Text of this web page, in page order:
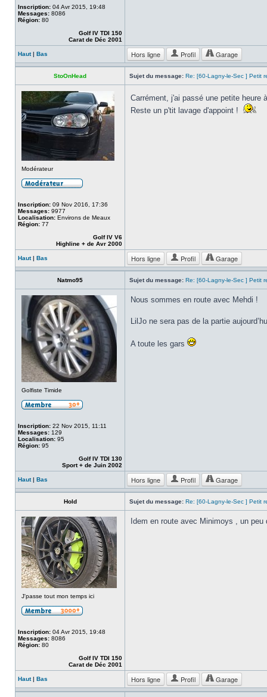
Inscription: 04 Avr 2015, 19:48
Messages: 8086
Région: 80
Golf IV TDI 150
Carat de Déc 2001
Haut| Bas Hors ligne Profil Garage
StoOnHead Sujet du message: Re: [60-Lagny-le-Sec ] Petit
Modérateur
Inscription: 09 Nov 2016, 17:36
Messages: 9977
Localisation: Environs de Meaux
Région: 77
Golf IV V6
Highline + de Avr 2000
Carrément, j'ai passé une petite heure
Reste un p'tit lavage d'appoint !
Haut| Bas Hors ligne Profil Garage
Natmo95 Sujet du message: Re: [60-Lagny-le-Sec ] Petit
Golfiste Timide
Inscription: 22 Nov 2015, 11:11
Messages: 129
Localisation: 95
Région: 95
Golf IV TDI 130
Sport + de Juin 2002
Nous sommes en route avec Mehdi !
LilJo ne sera pas de la partie
A toute les gars
Haut| Bas Hors ligne Profil Garage
Hold Sujet du message: Re: [60-Lagny-le-Sec ] Petit
J'passe tout mon temps ici
Inscription: 04 Avr 2015, 19:48
Messages: 8086
Région: 80
Golf IV TDI 150
Carat de Déc 2001
Idem en route avec Minimoys , un
Haut| Bas Hors ligne Profil Garage